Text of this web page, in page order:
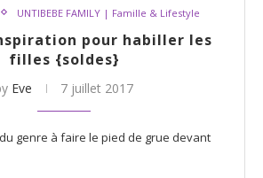
UNTIBEBE FAMILY | Famille & Lifestyle
pour habiller les
filles {soldes}
Eve 7 juillet 2017
genre à faire le pied de grue devant